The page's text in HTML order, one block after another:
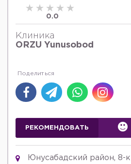
0.0
Клиника
ORZU Yunusobod
РЕКОМЕНДОВАТЬ
Юнусабадский район, 8-